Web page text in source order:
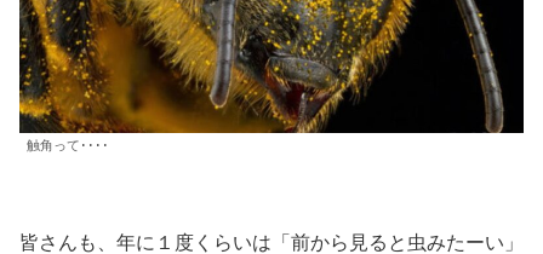
触角って････
皆さんも、年に１度くらいは「前から見ると虫みたーい」